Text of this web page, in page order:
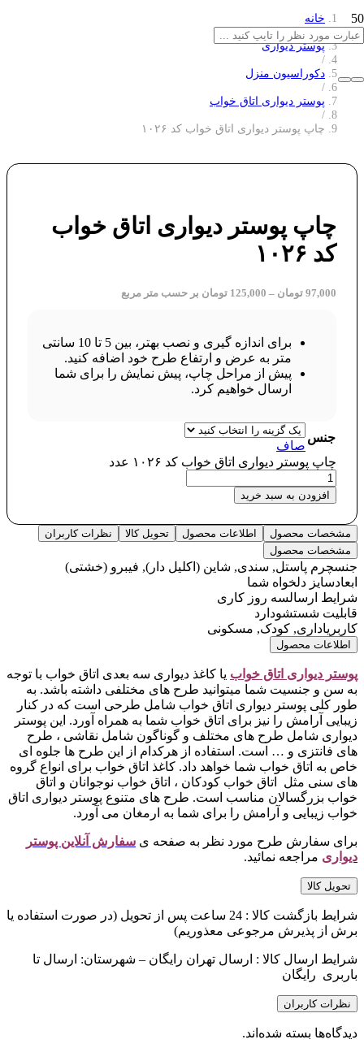
خانه
/
پوستر دیواری
/
دکوراسیون منزل
/
پوستر دیواری اتاق خواب
/
چاپ پوستر دیواری اتاق خواب کد ۱۰۲۶
چاپ پوستر دیواری اتاق خواب
کد ۱۰۲۶
97,000 تومان –
125,000 تومان بر حسب متر مربع
برای اندازه گیری و نصب بهتر، بین 5 تا 10 سانتی
متر به عرض و ارتفاع طرح خود اضافه کنید.
پیش از مراحل چاپ، پیش نمایش را برای شما
ارسال خواهیم کرد.
جنس
صاف
چاپ پوستر دیواری اتاق خواب کد ۱۰۲۶ عدد
افزودن به سبد خرید
مشخصات محصول اطلاعات محصول تحویل کالا
نظرات کاربران
مشخصات محصول
جنسچرم پاستل, سندی, شاین (اکلیل دار), فیبرو (خشتی)
ابعادسایز دلخواه شما
شرایط ارسالسه روز کاری
قابلیت شستشودارد
کاربریاداری, کودک, مسکونی
اطلاعات محصول
پوستر دیواری اتاق خواب یا کاغذ دیواری سه بعدی اتاق خواب با توجه
به سن و جنسیت شما میتوانید طرح های مختلفی داشته باشد. به
طور کلی پوستر دیواری اتاق خواب شامل طرحی است که در کنار
زیبایی آرامش را نیز برای اتاق خواب شما به همراه آورد. این پوستر
دیواری شامل طرح های مختلف و گوناگون شامل نقاشی ، طرح
های فانتزی و … است. استفاده از هرکدام از این طرح ها جلوه ای
خاص به اتاق خواب شما خواهد داد. کاغذ اتاق خواب برای انواع گروه
های سنی مثل اتاق خواب کودکان ، اتاق خواب نوجوانان و اتاق
خواب بزرگسالان مناسب است. طرح های متنوع پوستر دیواری اتاق
خواب زیبایی و آرامش را برای شما به ارمغان می آورد.
برای سفارش طرح مورد نظر به صفحه ی سفارش آنلاین پوستر
دیواری مراجعه نمائید.
تحویل کالا
شرایط بازگشت کالا : 24 ساعت پس از تحویل (در صورت استفاده یا
برش از پذیرش مرجوعی معذوریم)
شرایط ارسال کالا : ارسال تهران رایگان – شهرستان: ارسال تا
باربری رایگان
نظرات کاربران
دیدگاه‌ها بسته شده‌اند.